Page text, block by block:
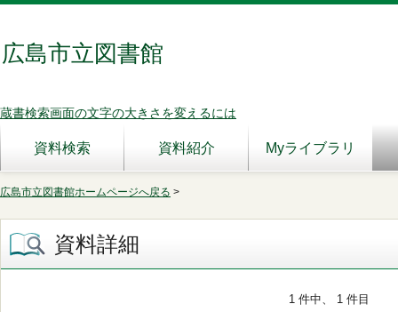
広島市立図書館
蔵書検索画面の文字の大きさを変えるには
資料検索 資料紹介 Myライブラリ
広島市立図書館ホームページへ戻る >
資料詳細
1 件中、 1 件目